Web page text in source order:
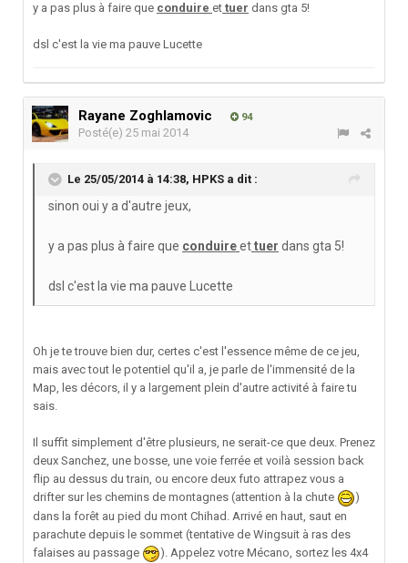
y a pas plus à faire que conduire et tuer dans gta 5!
dsl c'est la vie ma pauve Lucette
Rayane Zoghlamovic 94
Posté(e) 25 mai 2014
Le 25/05/2014 à 14:38, HPKS a dit :
sinon oui y a d'autre jeux,
y a pas plus à faire que conduireettuer dans gta 5!
dsl c'est la vie ma pauve Lucette
Oh je te trouve bien dur, certes c'est l'essence même de ce jeu,
mais avec tout le potentiel qu'il a, je parle de l'immensité de la
Map, les décors, il y a largement plein d'autre activité à faire tu
sais.
Il suffit simplement d'être plusieurs, ne serait-ce que deux. Prenez
deux Sanchez, une bosse, une voie ferrée et voilà session back
flip au dessus du train, ou encore deux futo attrapez vous a
drifter sur les chemins de montagnes (attention à la chute
)
dans la forêt au pied du mont Chihad. Arrivé en haut, saut en
parachute depuis le sommet (tentative de Wingsuit à ras des
falaises au passage
). Appelez votre Mécano, sortez les 4x4